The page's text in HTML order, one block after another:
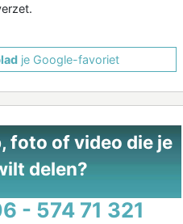
je Google-favoriet
foto of video die je
delen?
- 574 71 321